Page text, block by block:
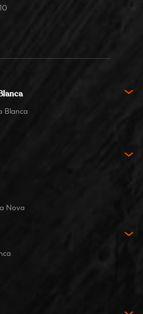
Blanca
Nova